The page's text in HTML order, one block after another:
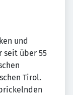
und
seit über 55
Tirol.